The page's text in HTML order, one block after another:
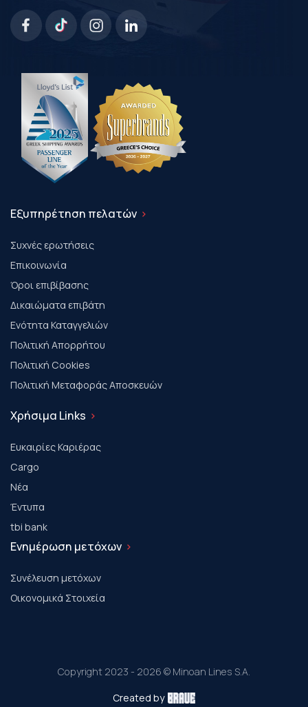
Εξυπηρέτηση πελατών
Συχνές ερωτήσεις
Επικοινωνία
Όροι επιβίβασης
Δικαιώματα επιβάτη
Ενότητα Καταγγελιών
Πολιτική Απορρήτου
Πολιτική Cookies
Πολιτική Μεταφοράς Αποσκευών
Χρήσιμα Links
Ευκαιρίες Καριέρας
Cargo
Νέα
Έντυπα
tbi bank
Ενημέρωση μετόχων
Συνέλευση μετόχων
Οικονομικά Στοιχεία
Copyright 2023 - 2026 © Minoan Lines S.A.
Created by